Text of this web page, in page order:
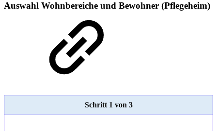
Auswahl Wohnbereiche und Bewohner (Pflegeheim)
Schritt 1 von 3